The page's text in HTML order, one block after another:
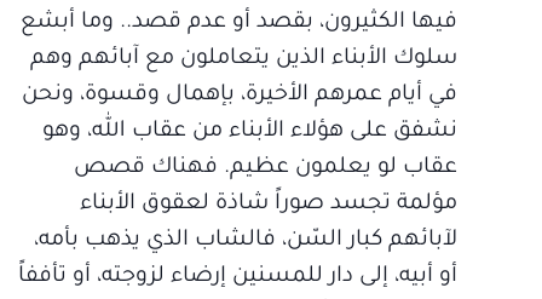
فيها الكثيرون، بقصد أو عدم قصد.. وما أبشع
سلوك الأبناء الذين يتعاملون مع آبائهم وهم
في أيام عمرهم الأخيرة، بإهمال وقسوة، ونحن
نشفق على هؤلاء الأبناء من عقاب الله، وهو
عقاب لو يعلمون عظيم. فهناك قصص
مؤلمة تجسد صوراً شاذة لعقوق الأبناء
لآبائهم كبار السّن، فالشاب الذي يذهب بأمه،
أو أبيه، إلى دار للمسنين إرضاء لزوجته، أو تأففاً